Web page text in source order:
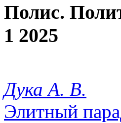
Полис.
1 2025
Дука А. В.
Элитный